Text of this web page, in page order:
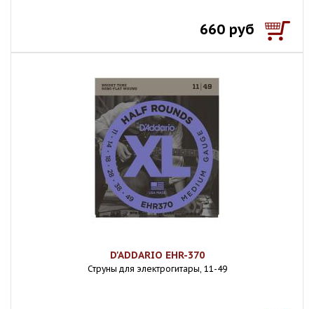
660 руб
D'ADDARIO EHR-370
Струны для электрогитары, 11-49